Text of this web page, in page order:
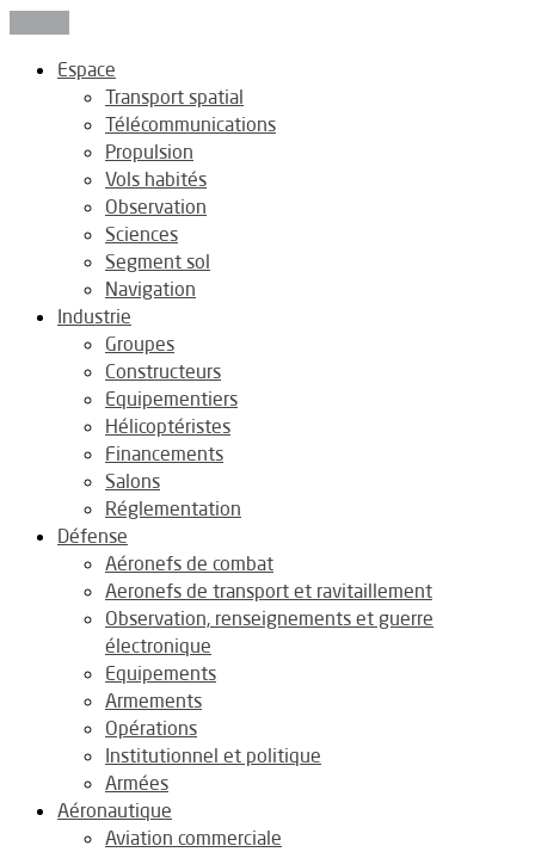
Espace
Transport spatial
Télécommunications
Propulsion
Vols habités
Observation
Sciences
Segment sol
Navigation
Industrie
Groupes
Constructeurs
Equipementiers
Hélicoptéristes
Financements
Salons
Réglementation
Défense
Aéronefs de combat
Aeronefs de transport et ravitaillement
Observation, renseignements et guerre
électronique
Equipements
Armements
Opérations
Institutionnel et politique
Armées
Aéronautique
Aviation commerciale